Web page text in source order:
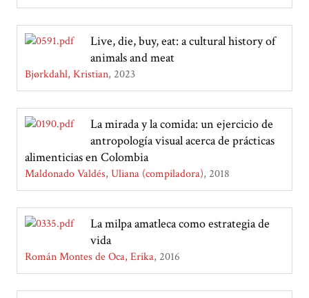
Live, die, buy, eat: a cultural history of
animals and meat
Bjørkdahl, Kristian 2023
La mirada y la comida: un ejercicio de
antropología visual acerca de prácticas
alimenticias en Colombia
Maldonado Valdés, Uliana (compiladora) 2018
La milpa amatleca como estrategia de
vida
Román Montes de Oca, Erika 2016